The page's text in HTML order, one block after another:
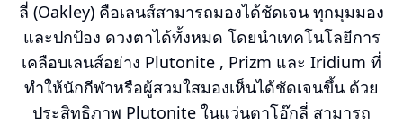
ลี่ (Oakley) คือเลนส์สามารถมองได้ชัดเจน ทุกมุมมอง
และปกป้อง ดวงตาได้ทั้งหมด โดยนำเทคโนโลยีการ
เคลือบเลนส์อย่าง Plutonite , Prizm และ Iridium ที่
ทำให้นักกีฬาหรือผู้สวมใสมองเห็นได้ชัดเจนขึ้น ด้วย
ประสิทธิภาพ Plutonite ในแว่นตาโอ๊กลี่ สามารถ